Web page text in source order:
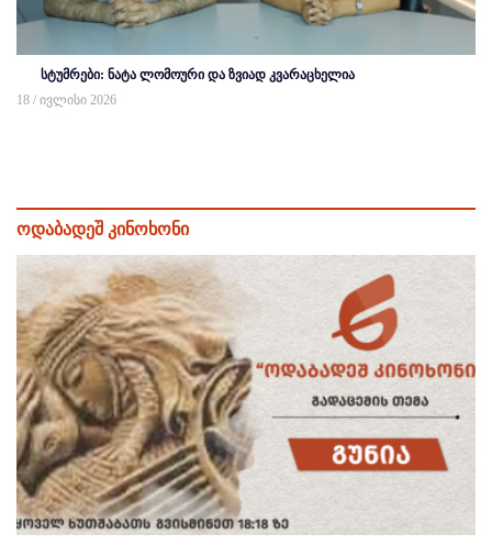
სტუმრები: ნატა ლომოური და ზვიად კვარაცხელია
18 / ივლისი 2026
ოდაბადეშ კინოხონი